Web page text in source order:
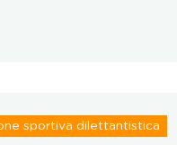
sportiva dilettantistica